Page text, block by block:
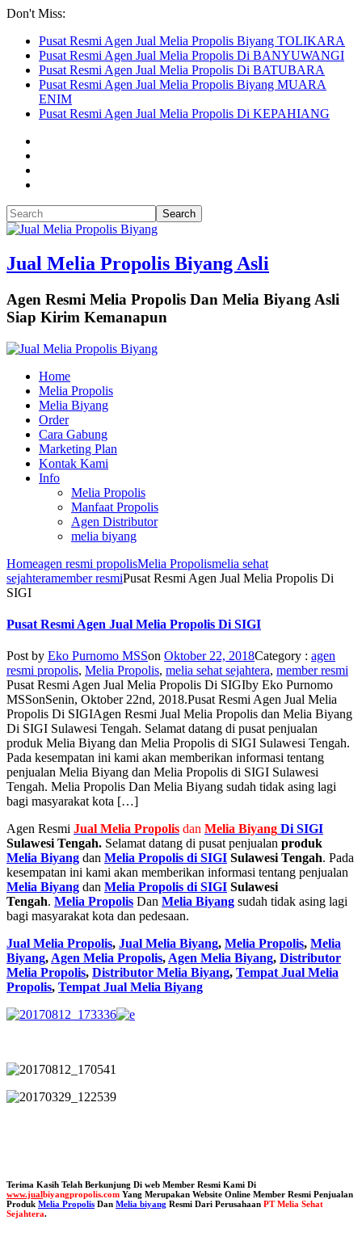
Don't Miss:
Pusat Resmi Agen Jual Melia Propolis Biyang TOLIKARA
Pusat Resmi Agen Jual Melia Propolis Di BANYUWANGI
Pusat Resmi Agen Jual Melia Propolis Di BATUBARA
Pusat Resmi Agen Jual Melia Propolis Biyang MUARA
ENIM
Pusat Resmi Agen Jual Melia Propolis Di KEPAHIANG
Jual Melia Propolis Biyang Asli
Agen Resmi Melia Propolis Dan Melia Biyang Asli
Siap Kirim Kemanapun
Home
Melia Propolis
Melia Biyang
Order
Cara Gabung
Marketing Plan
Kontak Kami
Info
Melia Propolis
Manfaat Propolis
Agen Distributor
melia biyang
Homeagen resmi propolisMelia Propolismelia sehat
sejahteramember resmiPusat Resmi Agen Jual Melia Propolis Di
SIGI
Pusat Resmi Agen Jual Melia Propolis Di SIGI
Post by Eko Purnomo MSSon Oktober 22, 2018Category : agen
resmi propolis, Melia Propolis, melia sehat sejahtera, member resmi
Pusat Resmi Agen Jual Melia Propolis Di SIGIby Eko Purnomo
MSSonSenin, Oktober 22nd, 2018.Pusat Resmi Agen Jual Melia
Propolis Di SIGIAgen Resmi Jual Melia Propolis dan Melia Biyang
Di SIGI Sulawesi Tengah. Selamat datang di pusat penjualan
produk Melia Biyang dan Melia Propolis di SIGI Sulawesi Tengah.
Pada kesempatan ini kami akan memberikan informasi tentang
penjualan Melia Biyang dan Melia Propolis di SIGI Sulawesi
Tengah. Melia Propolis Dan Melia Biyang sudah tidak asing lagi
bagi masyarakat kota […]
Agen Resmi Jual Melia Propolis dan Melia Biyang Di SIGI
Sulawesi Tengah. Selamat datang di pusat penjualan produk
Melia Biyang dan Melia Propolis di SIGI Sulawesi Tengah. Pada
kesempatan ini kami akan memberikan informasi tentang penjualan
Melia Biyang dan Melia Propolis di SIGI Sulawesi
Tengah. Melia Propolis Dan Melia Biyang sudah tidak asing lagi
bagi masyarakat kota dan pedesaan.
Jual Melia Propolis, Jual Melia Biyang, Melia Propolis, Melia
Biyang, Agen Melia Propolis, Agen Melia Biyang, Distributor
Melia Propolis, Distributor Melia Biyang, Tempat Jual Melia
Propolis, Tempat Jual Melia Biyang
Terima Kasih Telah Berkunjung Di web Member Resmi Kami Di
www.jualbiyangpropolis.com Yang Merupakan Website Online Member Resmi Penjualan
Produk Melia Propolis Dan Melia biyang Resmi Dari Perusahaan PT Melia Sehat
Sejahtera.